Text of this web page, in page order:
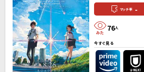
マッチ率 -
76人
今すぐ見る